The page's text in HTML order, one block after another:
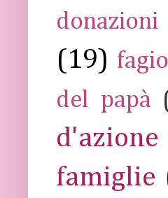
donazioni
(19)
del papà
d'azione
famiglie